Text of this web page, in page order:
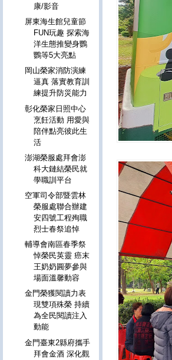
康/影音
屏東海生館兒童節
FUN玩趣 探索海
洋生態推變身鸚
鸚等5大亮點
岡山榮家消防演練
逼真 落實教育訓
練提升防災能力
彰化榮家日照中心
烹飪活動 用愛與
陪伴點亮彼此生
活
澎湖榮服處拜會澎
科大鏈結榮民就
學職訓平台
空軍司令部暨雲林
榮服處聯合辦建
安四號工程殉職
烈士春祭追悼
輔導會南區春季祭
悼榮民英靈 癌末
王奶奶圓夢參與
場面溫馨動容
金門榮獲閱讀力表
現雙項殊榮 持續
為全民閱讀注入
動能
金門臺東2縣府攜手
拜會金酒 深化觀